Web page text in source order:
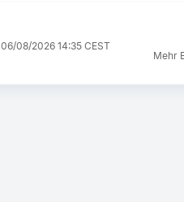
06/08/2026 14:35 CEST
Mehr